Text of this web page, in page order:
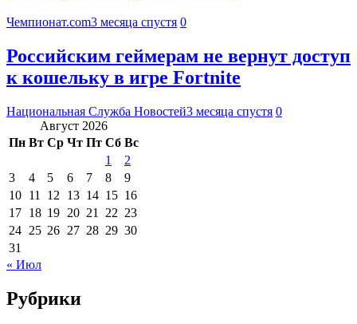
Чемпионат.com3 месяца спустя 0
Российским геймерам не вернут доступ
к кошельку в игре Fortnite
Национальная Служба Новостей3 месяца спустя 0
Август 2026
Пн Вт Ср Чт Пт Сб Вс
1
2
3
4 5 6 7 8
9
10 11 12 13 14 15 16
17 18 19 20 21 22 23
24 25 26 27 28 29 30
31
« Июл
Рубрики